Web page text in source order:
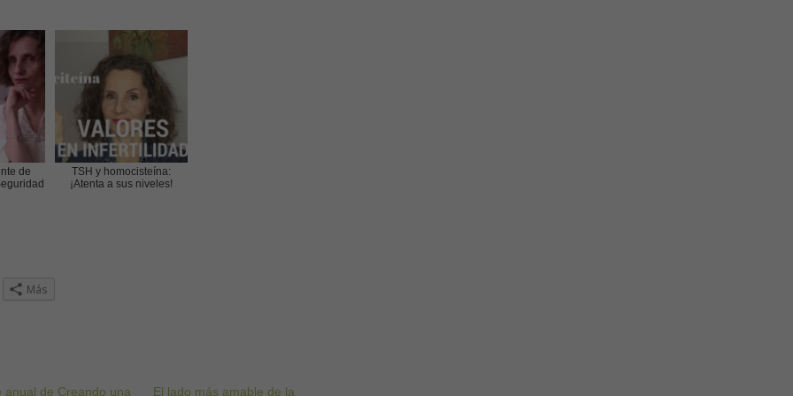
de
TSH y homocisteína:
¡Atenta a sus niveles!
Más
anual de Creando una El lado más amable de la